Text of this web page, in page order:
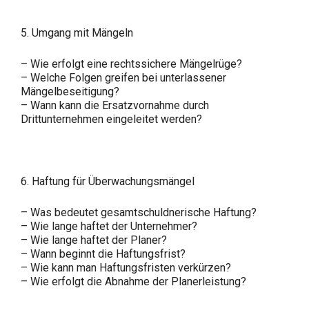
5. Umgang mit Mängeln
– Wie erfolgt eine rechtssichere Mängelrüge?
– Welche Folgen greifen bei unterlassener
Mängelbeseitigung?
– Wann kann die Ersatzvornahme durch
Drittunternehmen eingeleitet werden?
6. Haftung für Überwachungsmängel
– Was bedeutet gesamtschuldnerische Haftung?
– Wie lange haftet der Unternehmer?
– Wie lange haftet der Planer?
– Wann beginnt die Haftungsfrist?
– Wie kann man Haftungsfristen verkürzen?
– Wie erfolgt die Abnahme der Planerleistung?